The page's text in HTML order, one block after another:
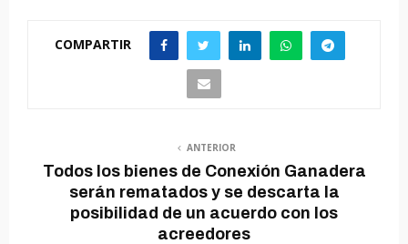
COMPARTIR
ANTERIOR
Todos los bienes de Conexión Ganadera
serán rematados y se descarta la
posibilidad de un acuerdo con los
acreedores